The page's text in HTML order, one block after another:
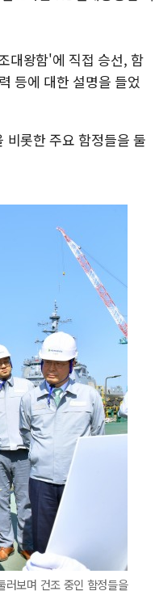
대왕함'에 직접 승선, 함
등에 대한 설명을 들었
비롯한 주요 함정들을 둘
보며 건조 중인 함정들을